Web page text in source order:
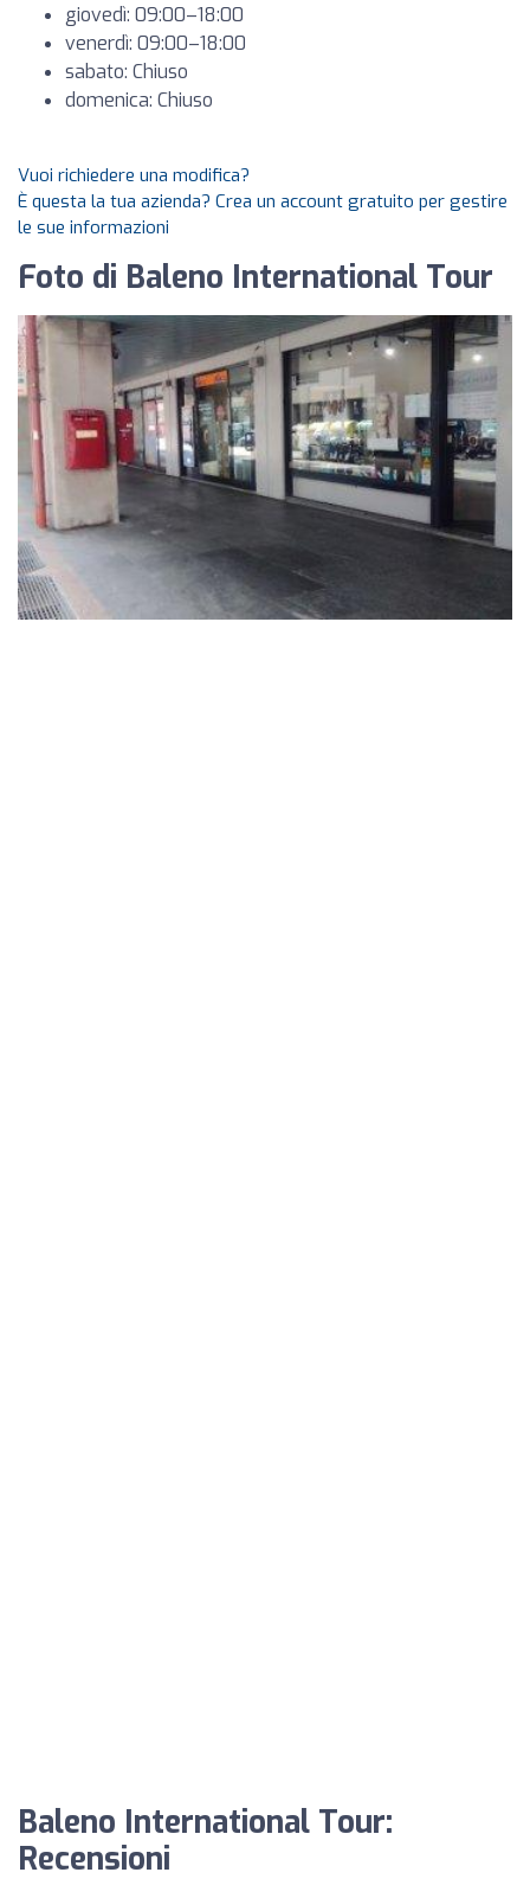
giovedì: 09:00–18:00
venerdì: 09:00–18:00
sabato: Chiuso
domenica: Chiuso
Vuoi richiedere una modifica?
È questa la tua azienda? Crea un account gratuito per gestire
le sue informazioni
Foto di Baleno International Tour
Baleno International Tour:
Recensioni